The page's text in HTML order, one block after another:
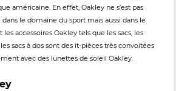
américaine. En effet, Oakley ne s’est pas
le domaine du sport mais aussi dans le
accessoires Oakley tels que les sacs, les
sacs à dos sont des it-pièces très convoitées
avec des lunettes de soleil Oakley.